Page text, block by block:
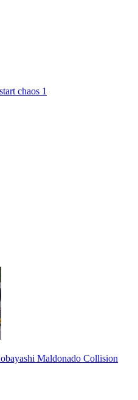
chaos 1
Maldonado Collision